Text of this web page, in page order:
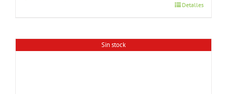
múltiples
variantes.
Detalles
Sin stock